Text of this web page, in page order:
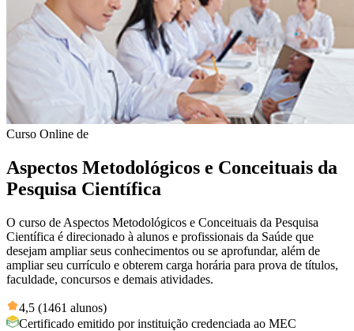
Curso Online de
Aspectos Metodológicos e Conceituais da
Pesquisa Científica
O curso de Aspectos Metodológicos e Conceituais da Pesquisa
Científica é direcionado à alunos e profissionais da Saúde que
desejam ampliar seus conhecimentos ou se aprofundar, além de
ampliar seu currículo e obterem carga horária para prova de títulos,
faculdade, concursos e demais atividades.
4,5 (1461 alunos)
Certificado emitido por instituição credenciada ao MEC